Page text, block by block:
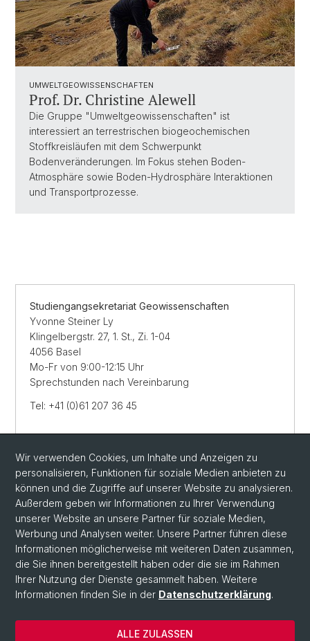
UMWELTGEOWISSENSCHAFTEN
Prof. Dr. Christine Alewell
Die Gruppe "Umweltgeowissenschaften" ist
interessiert an terrestrischen biogeochemischen
Stoffkreisläufen mit dem Schwerpunkt
Bodenveränderungen. Im Fokus stehen Boden-
Atmosphäre sowie Boden-Hydrosphäre Interaktionen
und Transportprozesse.
Studiengangsekretariat Geowissenschaften
Yvonne Steiner Ly
Klingelbergstr. 27, 1. St., Zi. 1-04
4056 Basel
Mo-Fr von 9:00-12:15 Uhr
Sprechstunden nach Vereinbarung
Tel: +41 (0)61 207 36 45
E-MAIL SENDEN
Wir verwenden Cookies, um Inhalte und Anzeigen zu
personalisieren, Funktionen für soziale Medien anbieten zu
können und die Zugriffe auf unserer Website zu analysieren.
Außerdem geben wir Informationen zu Ihrer Verwendung
unserer Website an unsere Partner für soziale Medien,
Werbung und Analysen weiter. Unsere Partner führen diese
Informationen möglicherweise mit weiteren Daten zusammen,
die Sie ihnen bereitgestellt haben oder die sie im Rahmen
Ihrer Nutzung der Dienste gesammelt haben. Weitere
Informationen finden Sie in der Datenschutzerklärung.
ALLE ZULASSEN